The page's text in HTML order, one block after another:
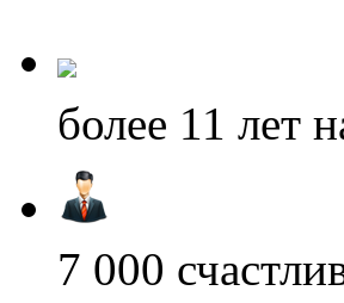
более 11 лет
7 000